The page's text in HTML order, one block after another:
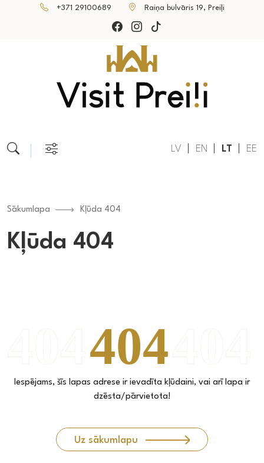
+371 29100689 Raiņa bulvāris 19, Preiļi
LV EN LT EE
Sākumlapa Kļūda 404
Kļūda 404
Iespējams, šīs lapas adrese ir ievadīta kļūdaini, vai arī lapa ir
dzēsta/pārvietota!
Uz sākumlapu